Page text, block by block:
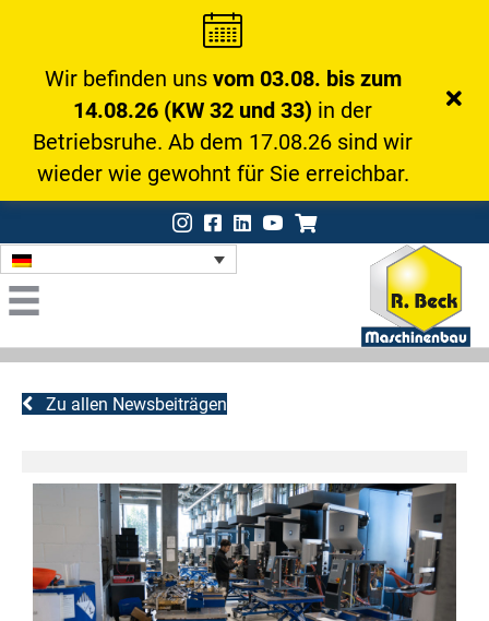
Instagram
Facebook
LinkedIn Onlineshop
Wir befinden uns vom 03.08. bis zum
14.08.26 (KW 32 und 33) in der
Betriebsruhe. Ab dem 17.08.26 sind wir
wieder wie gewohnt für Sie erreichbar.
Zu allen Newsbeiträgen